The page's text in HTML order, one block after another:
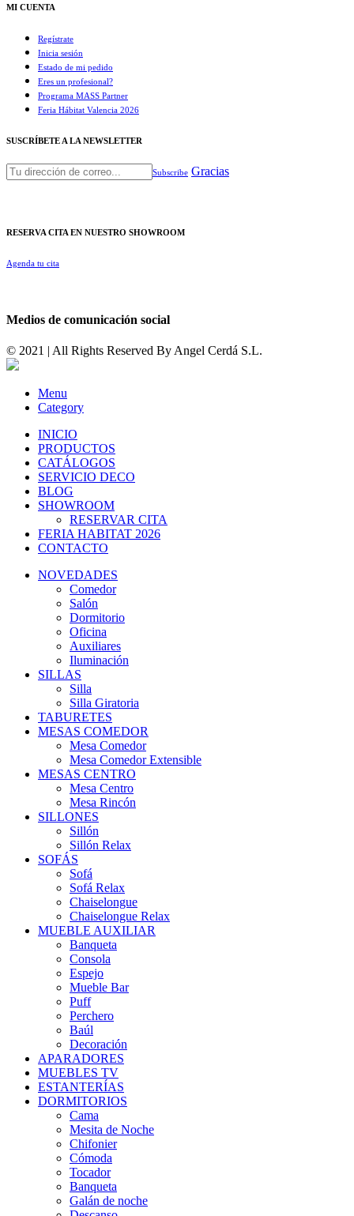
MI CUENTA
Regístrate
Inicia sesión
Estado de mi pedido
Eres un profesional?
Programa MASS Partner
Feria Hábitat Valencia 2026​
SUSCRÍBETE A LA NEWSLETTER
Subscribe Gracias
RESERVA CITA EN NUESTRO SHOWROOM
Agenda tu cita
Medios de comunicación social
© 2021 | All Rights Reserved By Angel Cerdá S.L.
Menu
Category
INICIO
PRODUCTOS
CATÁLOGOS
SERVICIO DECO
BLOG
SHOWROOM
RESERVAR CITA
FERIA HABITAT 2026
CONTACTO
NOVEDADES
Comedor
Salón
Dormitorio
Oficina
Auxiliares
Iluminación
SILLAS
Silla
Silla Giratoria
TABURETES
MESAS COMEDOR
Mesa Comedor
Mesa Comedor Extensible
MESAS CENTRO
Mesa Centro
Mesa Rincón
SILLONES
Sillón
Sillón Relax
SOFÁS
Sofá
Sofá Relax
Chaiselongue
Chaiselongue Relax
MUEBLE AUXILIAR
Banqueta
Consola
Espejo
Mueble Bar
Puff
Perchero
Baúl
Decoración
APARADORES
MUEBLES TV
ESTANTERÍAS
DORMITORIOS
Cama
Mesita de Noche
Chifonier
Cómoda
Tocador
Banqueta
Galán de noche